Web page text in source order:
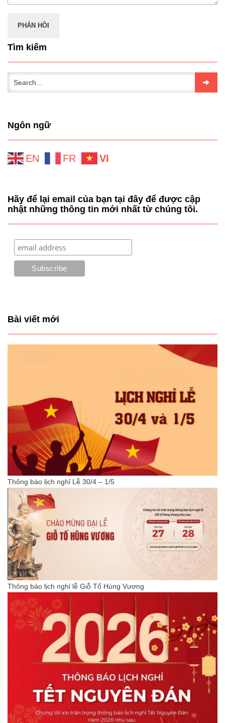
Tìm kiếm
Ngôn ngữ
EN FR VI
Hãy để lại email của bạn tại đây để được cập
nhật những thông tin mới nhất từ chúng tôi.
Bài viết mới
Thông báo lịch nghỉ Lễ 30/4 – 1/5
Thông báo lịch nghỉ lễ Giỗ Tổ Hùng Vương